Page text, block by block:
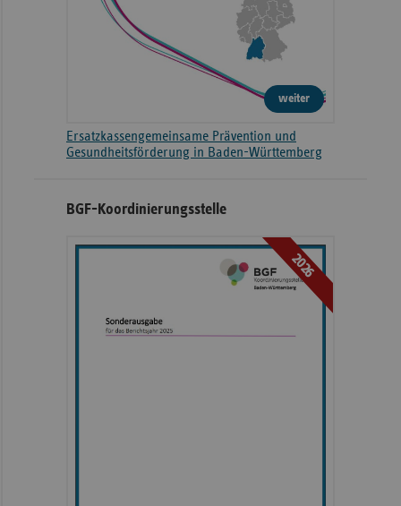
weiter
Ersatzkassengemeinsame Prävention und
Gesundheitsförderung in Baden-Württemberg
BGF-Koordinierungsstelle
2026